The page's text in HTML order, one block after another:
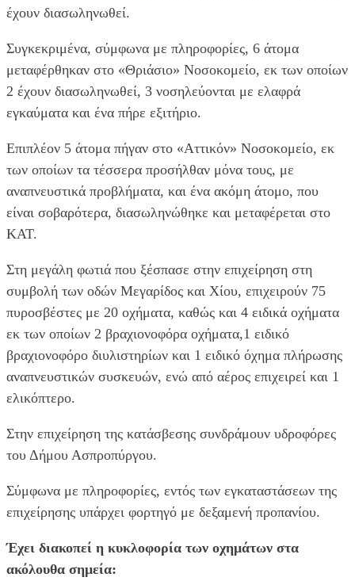
έχουν διασωληνωθεί.
Συγκεκριμένα, σύμφωνα με πληροφορίες, 6 άτομα
μεταφέρθηκαν στο «Θριάσιο» Νοσοκομείο, εκ των οποίων
2 έχουν διασωληνωθεί, 3 νοσηλεύονται με ελαφρά
εγκαύματα και ένα πήρε εξιτήριο.
Επιπλέον 5 άτομα πήγαν στο «Αττικόν» Νοσοκομείο, εκ
των οποίων τα τέσσερα προσήλθαν μόνα τους, με
αναπνευστικά προβλήματα, και ένα ακόμη άτομο, που
είναι σοβαρότερα, διασωληνώθηκε και μεταφέρεται στο
ΚΑΤ.
Στη μεγάλη φωτιά που ξέσπασε στην επιχείρηση στη
συμβολή των οδών Μεγαρίδος και Χίου, επιχειρούν 75
πυροσβέστες με 20 οχήματα, καθώς και 4 ειδικά οχήματα
εκ των οποίων 2 βραχιονοφόρα οχήματα,1 ειδικό
βραχιονοφόρο διυλιστηρίων και 1 ειδικό όχημα πλήρωσης
αναπνευστικών συσκευών, ενώ από αέρος επιχειρεί και 1
ελικόπτερο.
Στην επιχείρηση της κατάσβεσης συνδράμουν υδροφόρες
του Δήμου Ασπροπύργου.
Σύμφωνα με πληροφορίες, εντός των εγκαταστάσεων της
επιχείρησης υπάρχει φορτηγό με δεξαμενή προπανίου.
Έχει διακοπεί η κυκλοφορία των οχημάτων στα
ακόλουθα σημεία: